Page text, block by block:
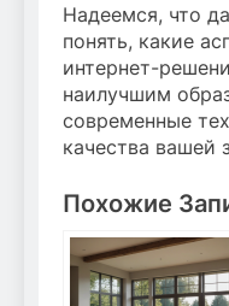
Надеемся, что
понять, какие
интернет-
наилучшим
современные
качества вашей
Похожие